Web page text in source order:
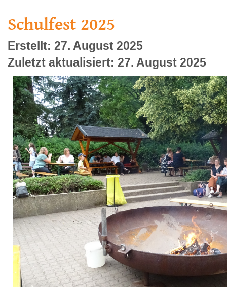
Schulfest 2025
Erstellt: 27. August 2025
Zuletzt aktualisiert: 27. August 2025